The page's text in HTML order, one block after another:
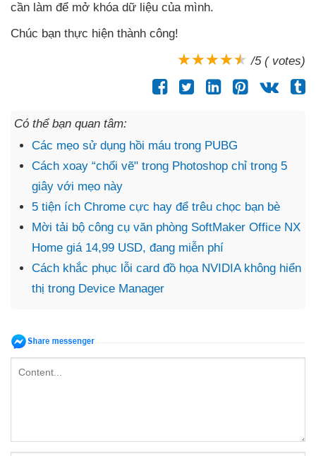
cần làm để mở khóa dữ liệu của mình.
Chúc bạn thực hiện thành công!
/5 ( votes)
Có thể bạn quan tâm:
Các mẹo sử dụng hồi máu trong PUBG
Cách xoay “chổi vẽ" trong Photoshop chỉ trong 5
giây với mẹo này
5 tiện ích Chrome cực hay để trêu chọc bạn bè
Mời tải bộ công cụ văn phòng SoftMaker Office NX
Home giá 14,99 USD, đang miễn phí
Cách khắc phục lỗi card đồ họa NVIDIA không hiển
thị trong Device Manager